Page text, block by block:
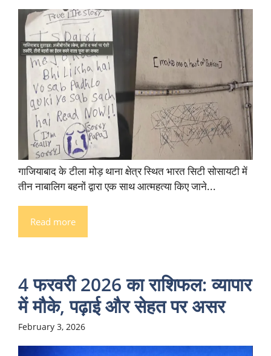
गाजियाबाद के टीला मोड़ थाना क्षेत्र स्थित भारत सिटी सोसायटी में
तीन नाबालिग बहनों द्वारा एक साथ आत्महत्या किए जाने...
Read more
4 फरवरी 2026 का राशिफल: व्यापार
में मौके, पढ़ाई और सेहत पर असर
February 3, 2026